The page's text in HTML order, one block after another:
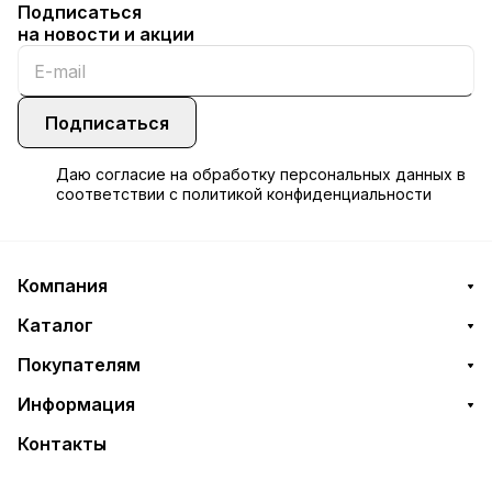
Подписаться
на новости и акции
Подписаться
Даю согласие на обработку персональных данных в
соответствии с политикой конфиденциальности
Компания
Каталог
Покупателям
Информация
Контакты